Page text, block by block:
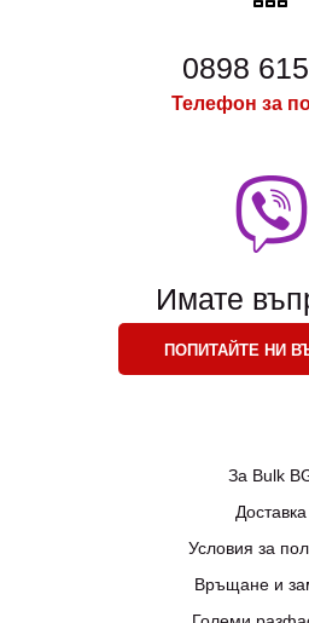
0898
Телефон за
Имате
ПОПИТАЙТЕ НИ
За Bulk
Доставка
Условия за
Връщане и